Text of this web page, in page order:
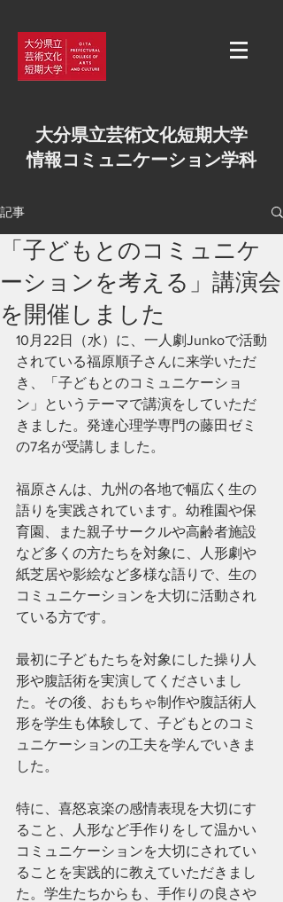
大分県立芸術文化短期大学
情報コミュニケーション学科
記事
「子どもとのコミュニケ
ーションを考える」講演会
を開催しました
10月22日（水）に、一人劇Junkoで活動
されている福原順子さんに来学いただ
き、「子どもとのコミュニケーショ
ン」というテーマで講演をしていただ
きました。発達心理学専門の藤田ゼミ
の7名が受講しました。
福原さんは、九州の各地で幅広く生の
語りを実践されています。幼稚園や保
育園、また親子サークルや高齢者施設
など多くの方たちを対象に、人形劇や
紙芝居や影絵など多様な語りで、生の
コミュニケーションを大切に活動され
ている方です。
最初に子どもたちを対象にした操り人
形や腹話術を実演してくださいまし
た。その後、おもちゃ制作や腹話術人
形を学生も体験して、子どもとのコミ
ュニケーションの工夫を学んでいきま
した。
特に、喜怒哀楽の感情表現を大切にす
ること、人形など手作りをして温かい
コミュニケーションを大切にされてい
ることを実践的に教えていただきまし
た。学生たちからも、手作りの良さや